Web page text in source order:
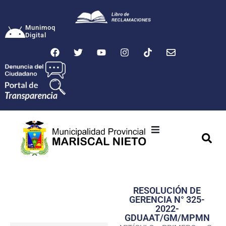
Munimoq
Digital
Transparencia
Seguridad
RESOLUCIÓN DE
GERENCIA N° 325-
2022-
GDUAAT/GM/MPMN